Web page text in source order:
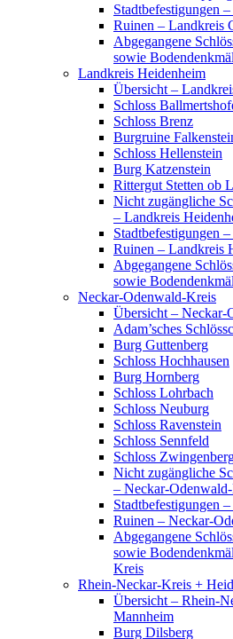
Stadtbefestigungen
Ruinen – Landkreis
Abgegangene
sowie
Landkreis Heidenheim
Übersicht –
Schloss
Schloss Brenz
Burgruine
Schloss Hellenstein
Burg Katzenstein
Rittergut Stetten ob
Nicht zugängliche
– Landkreis
Stadtbefestigungen
Ruinen – Landkreis
Abgegangene
sowie
Neckar-Odenwald-Kreis
Übersicht – Neckar-
Adam’sches
Burg Guttenberg
Schloss Hochhausen
Burg Hornberg
Schloss Lohrbach
Schloss Neuburg
Schloss Ravenstein
Schloss Sennfeld
Schloss
Nicht zugängliche
– Neckar-
Stadtbefestigungen
Ruinen – Neckar-
Abgegangene
sowie
Kreis
Rhein-Neckar-Kreis +
Übersicht – Rhein-
Mannheim
Burg Dilsberg